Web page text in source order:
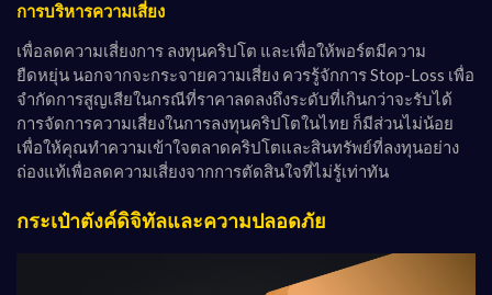
การบริหารความเสี่ยง
เพื่อลดความเสี่ยงการ ลงทุนคริปโต และเพื่อให้พอร์ตมีความ
ยืดหยุ่น นอกจากจะกระจายความเสี่ยง ควรรู้จักการ Stop-Loss เพื่อ
จำกัดการสูญเสียในกรณีที่ราคาลดลงถึงระดับที่เกินกว่าจะรับได้
การจัดการความเสี่ยงในการลงทุนคริปโตในไทย ก็มีส่วนไม่น้อย
เพื่อให้คุณทำความเข้าใจตลาดคริปโตและสินทรัพย์ที่ลงทุนอย่าง
ถ่องแท้เพื่อลดความเสี่ยงจากการตัดสินใจที่ไม่รู้เท่าทัน
กระเป๋าตังค์ดิจิทัลและความปลอดภัย